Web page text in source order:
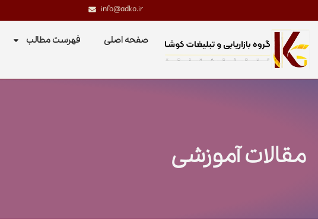
info@adko.ir
صفحه اصلی فهرست مطالب
مقالات آموزشی